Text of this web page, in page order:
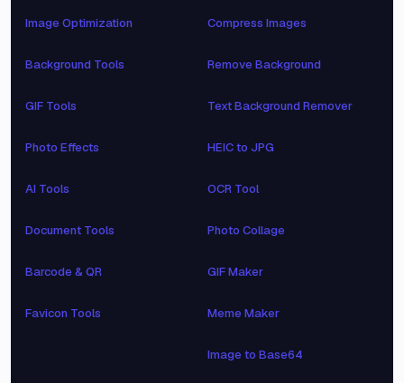
Image Optimization
Background Tools
GIF Tools
Photo Effects
AI Tools
Document Tools
Barcode & QR
Favicon Tools
Compress Images
Remove Background
Text Background Remover
HEIC to JPG
OCR Tool
Photo Collage
GIF Maker
Meme Maker
Image to Base64